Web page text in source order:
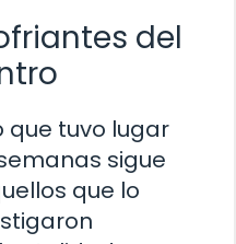
del
que tuvo lugar
sigue
que lo